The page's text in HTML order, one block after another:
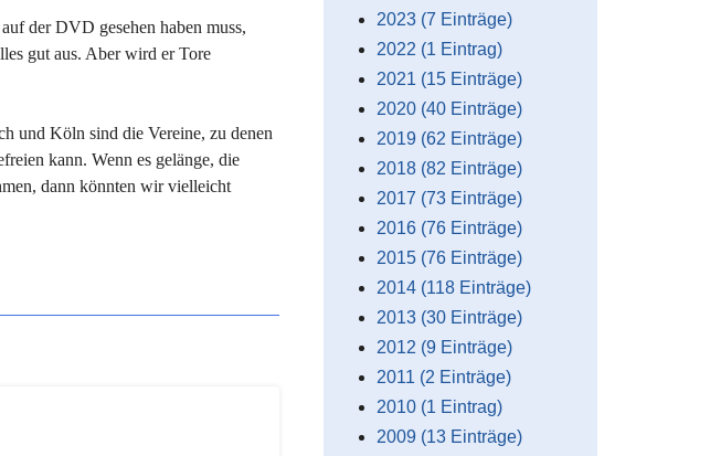
der DVD gesehen haben muss,
gut aus. Aber wird er Tore
und Köln sind die Vereine, zu denen
kann. Wenn es gelänge, die
dann könnten wir vielleicht
2023 (7 Einträge)
2022 (1 Eintrag)
2021 (15 Einträge)
2020 (40 Einträge)
2019 (62 Einträge)
2018 (82 Einträge)
2017 (73 Einträge)
2016 (76 Einträge)
2015 (76 Einträge)
2014 (118 Einträge)
2013 (30 Einträge)
2012 (9 Einträge)
2011 (2 Einträge)
2010 (1 Eintrag)
2009 (13 Einträge)